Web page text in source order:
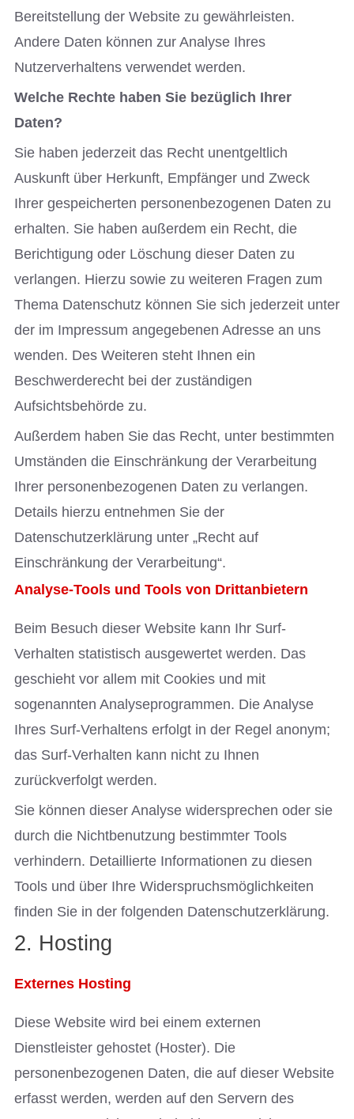
Bereitstellung der Website zu gewährleisten.
Andere Daten können zur Analyse Ihres
Nutzerverhaltens verwendet werden.
Welche Rechte haben Sie bezüglich Ihrer
Daten?
Sie haben jederzeit das Recht unentgeltlich
Auskunft über Herkunft, Empfänger und Zweck
Ihrer gespeicherten personenbezogenen Daten zu
erhalten. Sie haben außerdem ein Recht, die
Berichtigung oder Löschung dieser Daten zu
verlangen. Hierzu sowie zu weiteren Fragen zum
Thema Datenschutz können Sie sich jederzeit unter
der im Impressum angegebenen Adresse an uns
wenden. Des Weiteren steht Ihnen ein
Beschwerderecht bei der zuständigen
Aufsichtsbehörde zu.
Außerdem haben Sie das Recht, unter bestimmten
Umständen die Einschränkung der Verarbeitung
Ihrer personenbezogenen Daten zu verlangen.
Details hierzu entnehmen Sie der
Datenschutzerklärung unter „Recht auf
Einschränkung der Verarbeitung“.
Analyse-Tools und Tools von Drittanbietern
Beim Besuch dieser Website kann Ihr Surf-
Verhalten statistisch ausgewertet werden. Das
geschieht vor allem mit Cookies und mit
sogenannten Analyseprogrammen. Die Analyse
Ihres Surf-Verhaltens erfolgt in der Regel anonym;
das Surf-Verhalten kann nicht zu Ihnen
zurückverfolgt werden.
Sie können dieser Analyse widersprechen oder sie
durch die Nichtbenutzung bestimmter Tools
verhindern. Detaillierte Informationen zu diesen
Tools und über Ihre Widerspruchsmöglichkeiten
finden Sie in der folgenden Datenschutzerklärung.
2. Hosting
Externes Hosting
Diese Website wird bei einem externen
Dienstleister gehostet (Hoster). Die
personenbezogenen Daten, die auf dieser Website
erfasst werden, werden auf den Servern des